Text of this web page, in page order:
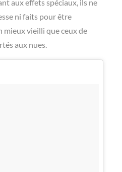
aux effets spéciaux, ils ne
ni faits pour être
mieux vieilli que ceux de
aux nues.